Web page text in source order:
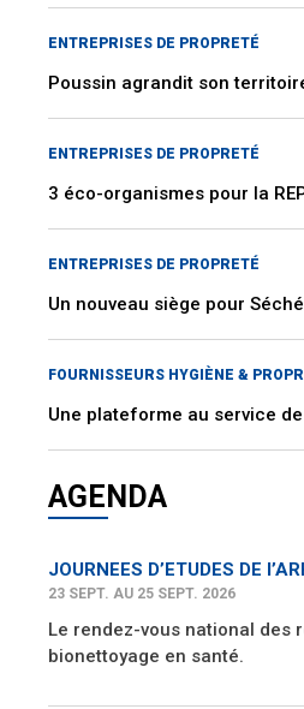
ENTREPRISES DE PROPRETÉ
Poussin agrandit son
ENTREPRISES DE PROPRETÉ
3 éco-organismes pour la
ENTREPRISES DE PROPRETÉ
Un nouveau siège pour Séché
FOURNISSEURS HYGIÈNE &
Une plateforme au service de
AGENDA
JOURNEES D’ETUDES DE
23 SEPT. AU 25 SEPT. 2026
Le rendez-vous national des
bionettoyage en santé.